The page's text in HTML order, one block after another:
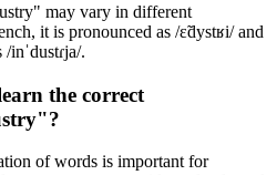
may vary in different
it is pronounced as /ɛ̃dystʁi/ and
inˈdustɾja/.
the correct
of words is important for